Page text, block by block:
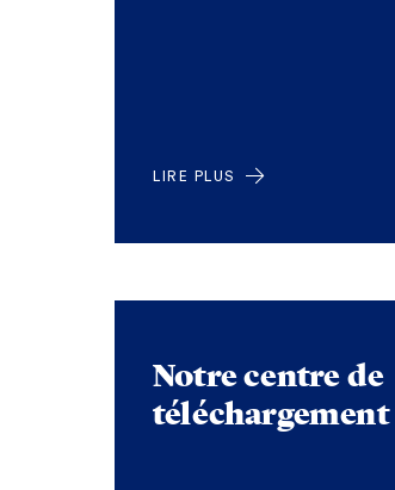
LIRE PLUS
Notre centre de
téléchargement